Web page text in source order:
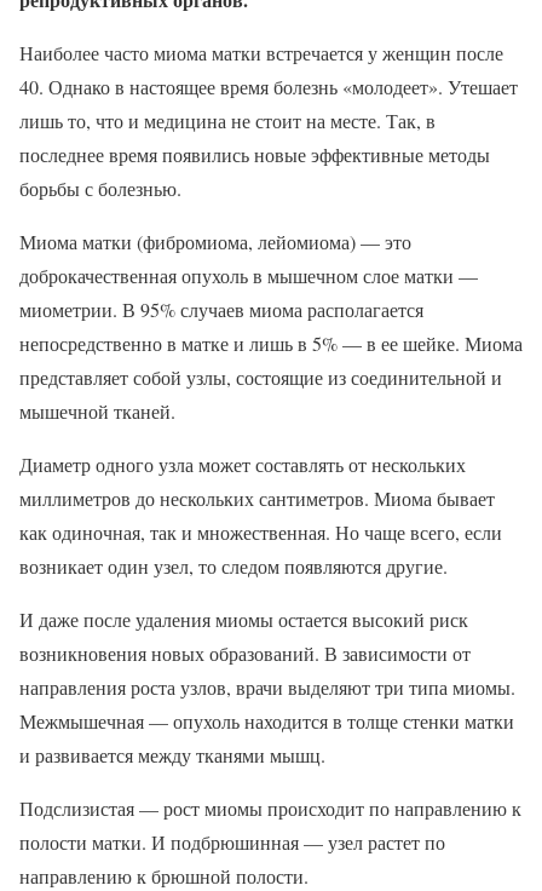
Наиболее часто миома матки встречается у женщин после
40. Однако в настоящее время болезнь «молодеет». Утешает
лишь то, что и медицина не стоит на месте. Так, в
последнее время появились новые эффективные методы
борьбы с болезнью.
Миома матки (фибромиома, лейомиома) — это
доброкачественная опухоль в мышечном слое матки —
миометрии. В 95% случаев миома располагается
непосредственно в матке и лишь в 5% — в ее шейке. Миома
представляет собой узлы, состоящие из соединительной и
мышечной тканей.
Диаметр одного узла может составлять от нескольких
миллиметров до нескольких сантиметров. Миома бывает
как одиночная, так и множественная. Но чаще всего, если
возникает один узел, то следом появляются другие.
И даже после удаления миомы остается высокий риск
возникновения новых образований. В зависимости от
направления роста узлов, врачи выделяют три типа миомы.
Межмышечная — опухоль находится в толще стенки матки
и развивается между тканями мышц.
Подслизистая — рост миомы происходит по направлению к
полости матки. И подбрюшинная — узел растет по
направлению к брюшной полости.